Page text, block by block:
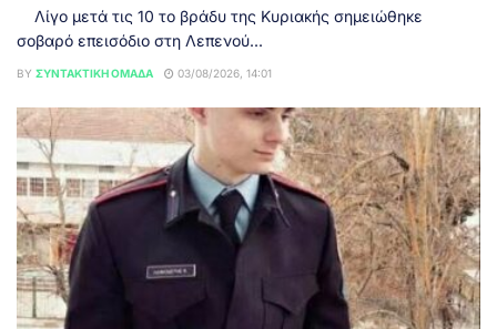
Λίγο μετά τις 10 το βράδυ της Κυριακής σημειώθηκε
σοβαρό επεισόδιο στη Λεπενού...
BY ΣΥΝΤΑΚΤΙΚΉ ΟΜΆΔΑ 03/08/2026, 14:01